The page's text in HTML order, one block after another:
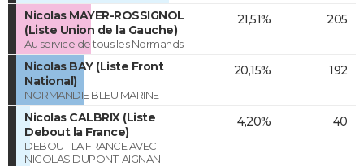
Nicolas MAYER-ROSSIGNOL
(Liste Union de la Gauche)
Au service de tous les Normands
21,51% 205
Nicolas BAY (Liste Front
National)
NORMANDIE BLEU MARINE
20,15% 192
Nicolas CALBRIX (Liste
Debout la France)
DEBOUT LA FRANCE AVEC
NICOLAS DUPONT-AIGNAN
4,20% 40